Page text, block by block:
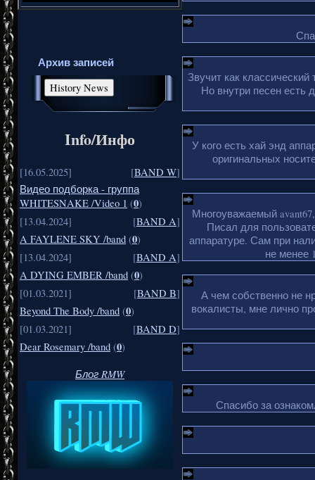
Архив записей
Info/Инфо
[16.05.2025] [BAND W]
Видео подборка - группа
WHITESNAKE /Video 1 (0)
[13.04.2024]
[BAND A]
A FAYLENE SKY /band (0)
[13.04.2024]
[BAND A]
A DYING EMBER /band (0)
[01.03.2021]
[BAND B]
Beyond The Body /band (0)
[01.03.2021]
[BAND D]
Dear Rosemary /band (0)
Блог RMW
Звучит как
Но внутри песен есть
У кого есть хай энд
оригинальных
Многоуважаемый
Писал для
аппаратуре. Сам при
не менее
А чем собственно не
вокалисты, мне лично
Спасибо за